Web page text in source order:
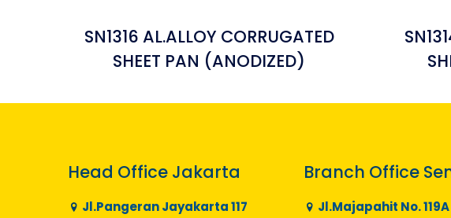
SN1316 AL.ALLOY CORRUGATED
SHEET PAN (ANODIZED)
Head Office Jakarta
Jl.Pangeran Jayakarta 117
Branch Office
Jl.Majapahit No. 119A